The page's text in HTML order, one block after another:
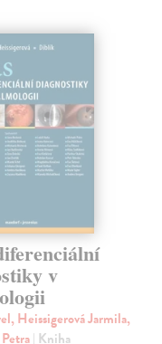
v
Heissigerová Jarmila,
| Kniha